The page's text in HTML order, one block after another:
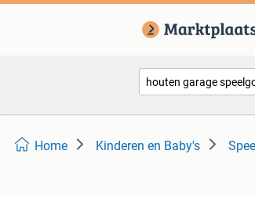
Home Kinderen en Baby's